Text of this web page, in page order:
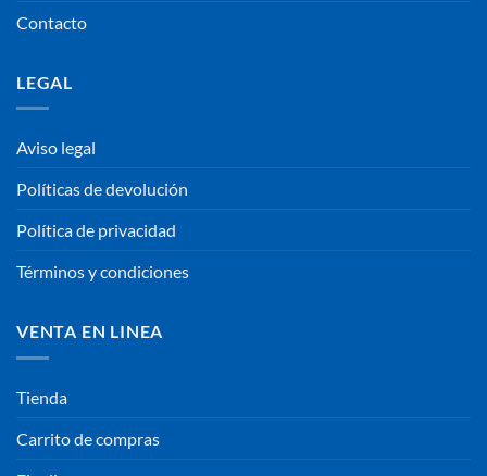
Contacto
LEGAL
Aviso legal
Políticas de devolución
Política de privacidad
Términos y condiciones
VENTA EN LINEA
Tienda
Carrito de compras